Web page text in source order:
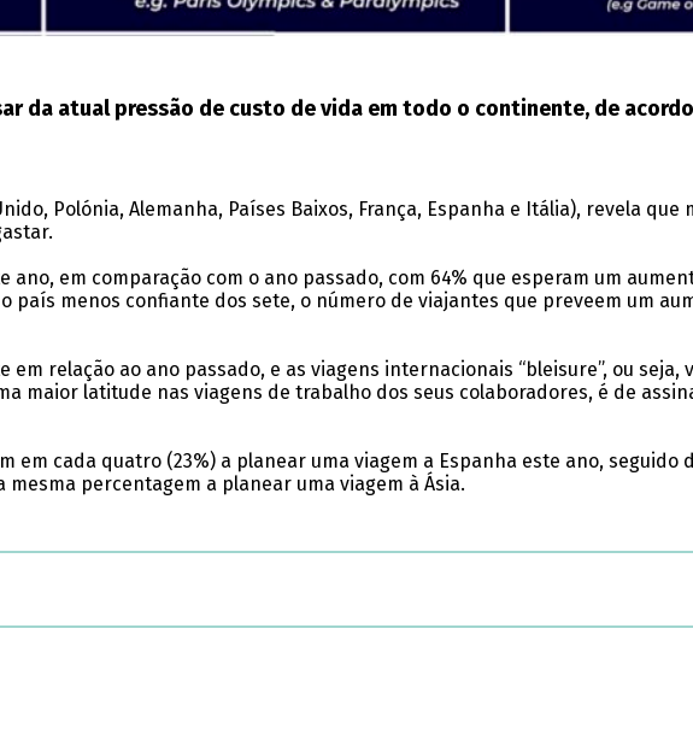
da atual pressão de custo de vida em todo o continente, de
Polónia, Alemanha, Países Baixos, França, Espanha e Itália), revela
em comparação com o ano passado, com 64% que esperam um
país menos confiante dos sete, o número de viajantes que preveem um
relação ao ano passado, e as viagens internacionais “bleisure”, ou
latitude nas viagens de trabalho dos seus colaboradores, é de
cada quatro (23%) a planear uma viagem a Espanha este ano, seguido
percentagem a planear uma viagem à Ásia.